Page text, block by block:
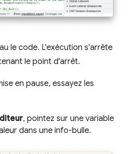
le code. L'exécution s'arrête
le point d'arrêt.
en pause, essayez les
, pointez sur une variable
dans une info-bulle.